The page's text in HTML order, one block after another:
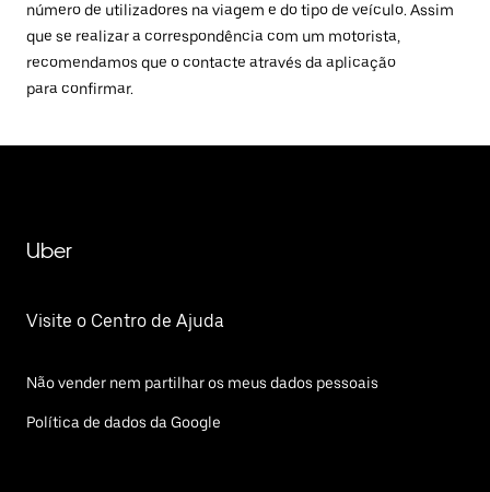
número de utilizadores na viagem e do tipo de veículo. Assim
que se realizar a correspondência com um motorista,
recomendamos que o contacte através da aplicação
para confirmar.
Uber
Visite o Centro de Ajuda
Não vender nem partilhar os meus dados pessoais
Política de dados da Google